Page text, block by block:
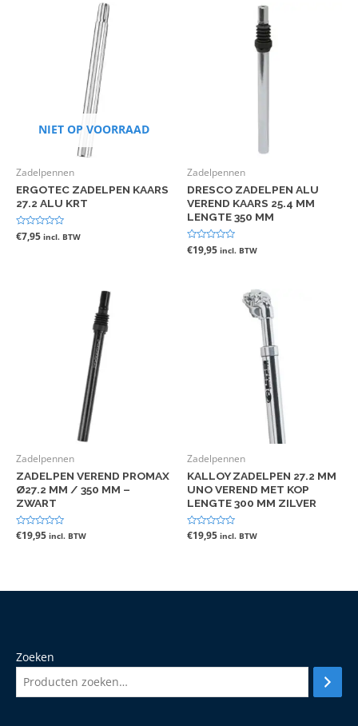
NIET OP VOORRAAD
Zadelpennen
ERGOTEC ZADELPEN KAARS
27.2 ALU KRT
Gewaardeerd
0
€7,95 incl. BTW
Zadelpennen
DRESCO ZADELPEN ALU
VEREND KAARS 25.4 MM
LENGTE 350 MM
Gewaardeerd
0
€19,95 incl. BTW
Zadelpennen
ZADELPEN VEREND PROMAX
Ø27.2 MM / 350 MM –
ZWART
Gewaardeerd
0
€19,95 incl. BTW
Zadelpennen
KALLOY ZADELPEN 27.2 MM
UNO VEREND MET KOP
LENGTE 300 MM ZILVER
Gewaardeerd
0
€19,95 incl. BTW
Zoeken